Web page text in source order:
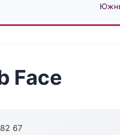
Face
67